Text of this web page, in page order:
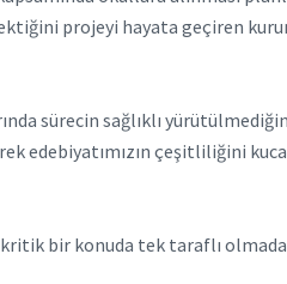
projeyi hayata geçiren
sürecin sağlıklı
edebiyatımızın çeşitliliğini
bir konuda tek taraflı